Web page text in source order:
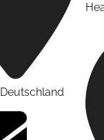
Deutschland